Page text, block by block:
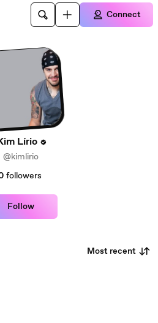
Connect
Lírio
@kimlirio
followers
Follow
Most recent